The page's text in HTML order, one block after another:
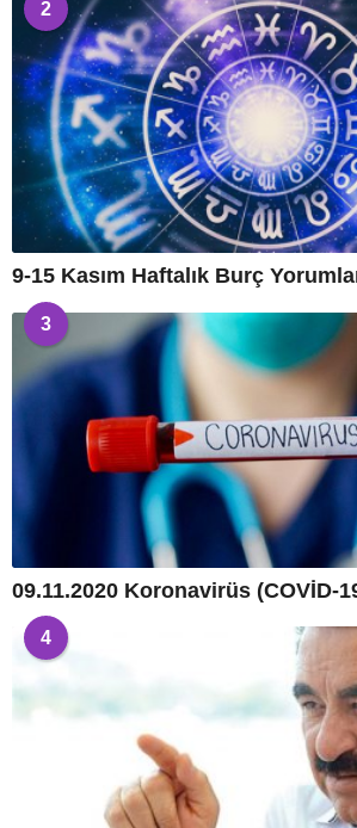
2
9-15 Kasım Haftalık Burç
3
09.11.2020 Koronavirüs (COVİD-
4